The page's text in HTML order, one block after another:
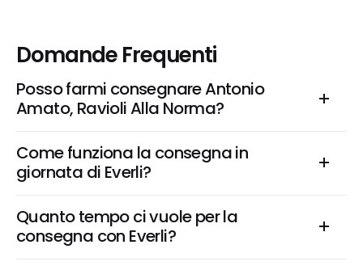
Domande Frequenti
Posso farmi consegnare Antonio
Amato, Ravioli Alla Norma?
Come funziona la consegna in
giornata di Everli?
Quanto tempo ci vuole per la
consegna con Everli?